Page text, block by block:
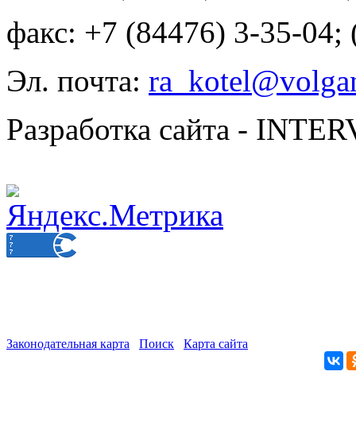
факс: +7 (84476) 3-35-04;
Эл. почта:
Разработка сайта -
Законодательная карта Поиск Карта сайта